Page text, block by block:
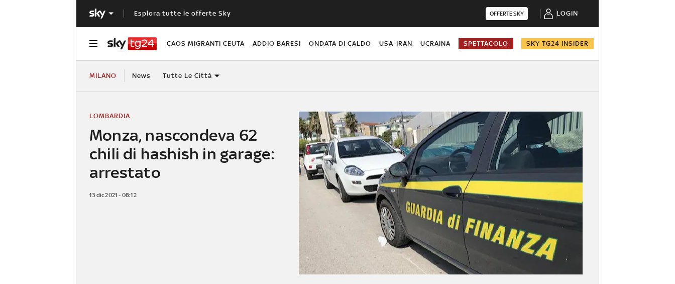
Esplora tutte le offerte Sky OFFERTE SKY LOGIN
CAOS MIGRANTI CEUTA ADDIO BARESI ONDATA DI CALDO USA-IRAN UCRAINA SPETTACOLO SKY TG24 INSIDER
MILANO News Tutte Le Città
Monza, nascondeva 62
chili di hashish in garage:
arrestato
LOMBARDIA
13 dic 2021 - 08:12